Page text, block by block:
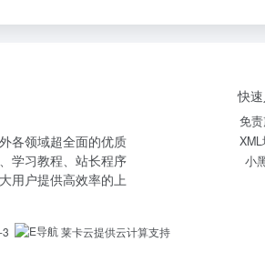
各领域超全面的优质
学习教程、站长程序
用户提供高效率的上
快
免
小
莱卡云提供云计算支持